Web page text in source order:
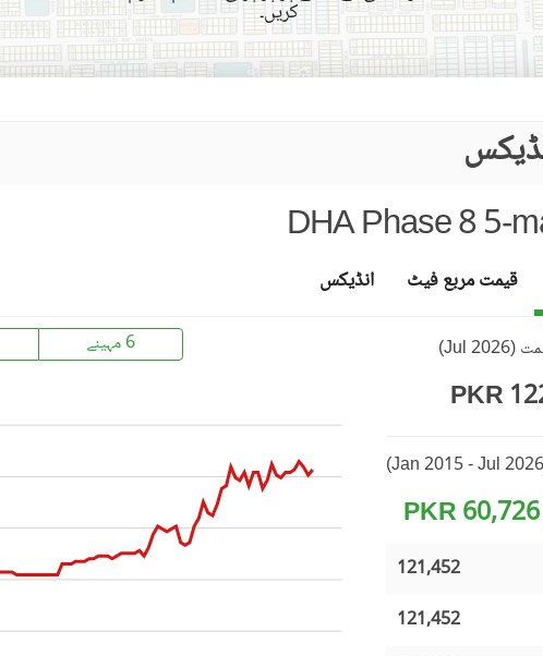
بار بی کیو کا حصہ
کمیونٹی مسجد
کمیونٹی سنٹر
دیگر کمیونٹی کی سہولیات
قریبی ریسٹورنٹ
دیگر قریبی جگہیں
دیکھ بھال کا عملہ
کریں۔
DHA Phase 8 5-
(
Jul 2026
)
121,452
121,452
6 مہینے
قیمت مربع فیٹ انڈیکس